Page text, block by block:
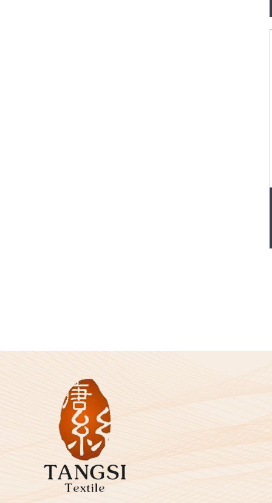
Produsele noastre sunt exportate în peste 20
Certificările noastre OEKO-TEX și GRS
angajament față de calitate este în consonanță
Adaptabilitatea poliesterului îl face potrivit
- Modă: îmbrăcăminte sport, haine de vară și
- Textile pentru casă: tapiterie durabilă, draperii
Suntem deschiși vizitelor în fabrica și
- 100% Poliester: îmbrăcăminte de
- Amestec de poliester: îmbrăcăminte
- Utilizări tehnice și industriale: echipamente de
Promitul nostru: Inovație, Calitate,
La Shaoxing Tangsi Textile, considerăm că
îndeplini cele mai înalte standarde de
care oferă o valoare excepțională și susțin